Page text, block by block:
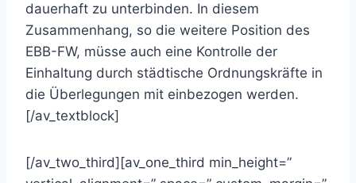
dauerhaft zu unterbinden. In diesem
Zusammenhang, so die weitere Position des
EBB-FW, müsse auch eine Kontrolle der
Einhaltung durch städtische Ordnungskräfte in
die Überlegungen mit einbezogen werden.
[/av_textblock]
[/av_two_third][av_one_third min_height=”